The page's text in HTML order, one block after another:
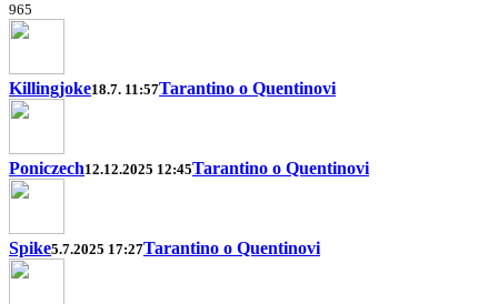
965
Killingjoke18.7. 11:57Tarantino o Quentinovi
Poniczech12.12.2025 12:45Tarantino o Quentinovi
Spike5.7.2025 17:27Tarantino o Quentinovi